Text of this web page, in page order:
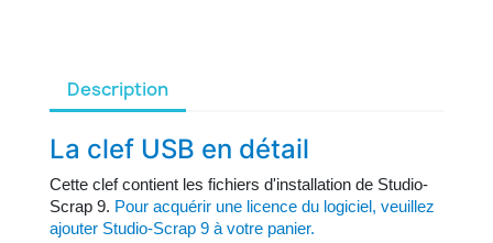
Description
La clef USB en détail
Cette clef contient les fichiers d'installation de Studio-
Scrap 9. Pour acquérir une licence du logiciel, veuillez
ajouter Studio-Scrap 9 à votre panier.